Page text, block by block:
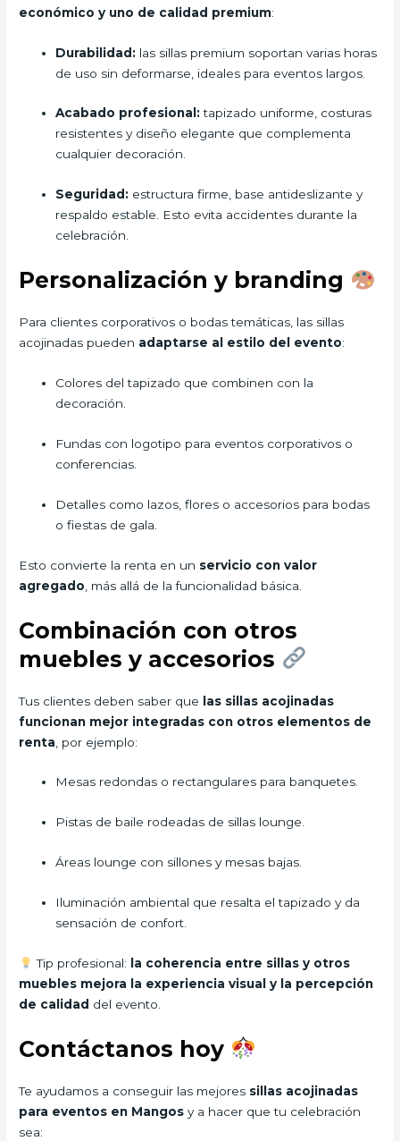
económico y uno de calidad premium:
Durabilidad: las sillas premium soportan varias horas
de uso sin deformarse, ideales para eventos largos.
Acabado profesional:tapizado uniforme, costuras
resistentes y diseño elegante que complementa
cualquier decoración.
Seguridad: estructura firme, base antideslizante y
respaldo estable. Esto evita accidentes durante la
celebración.
Personalización y branding
Para clientes corporativos o bodas temáticas, las sillas
acojinadas pueden adaptarse al estilo del evento:
Colores del tapizado que combinen con la
decoración.
Fundas con logotipo para eventos corporativos o
conferencias.
Detalles como lazos, flores o accesorios para bodas
o fiestas de gala.
Esto convierte la renta en un servicio con valor
agregado , más allá de la funcionalidad básica.
Combinación con otros
muebles y accesorios
Tus clientes deben saber que las sillas acojinadas
funcionan mejor integradas con otros elementos de
renta , por ejemplo:
Mesas redondas o rectangulares para banquetes.
Pistas de baile rodeadas de sillas lounge.
Áreas lounge con sillones y mesas bajas.
Iluminación ambiental que resalta el tapizado y da
sensación de confort.
Tip profesional:
la coherencia entre sillas y otros
muebles mejora la experiencia visual y la percepción
de calidad del evento.
Contáctanos hoy
Te ayudamos a conseguir las mejores sillas acojinadas
para eventos en Mangosy a hacer que tu celebración
sea: